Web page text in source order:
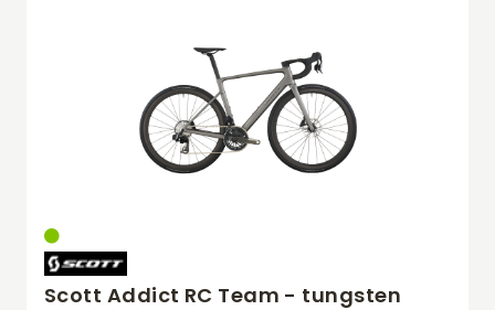
Scott Addict RC Team - tungsten